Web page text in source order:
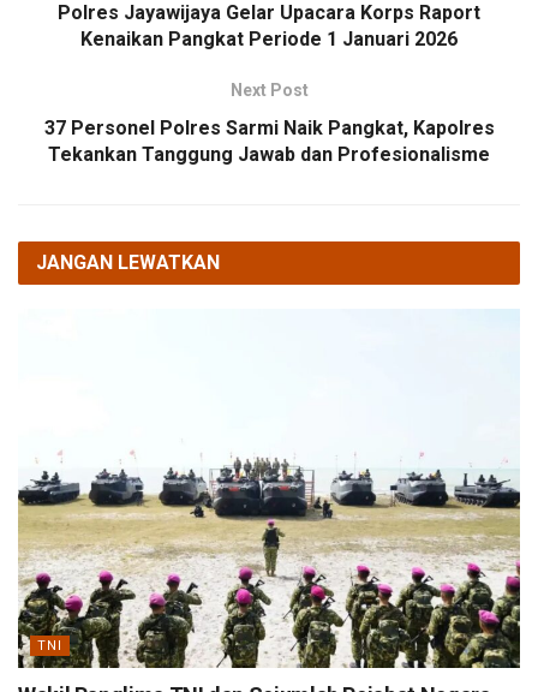
Polres Jayawijaya Gelar Upacara Korps Raport
Kenaikan Pangkat Periode 1 Januari 2026
Next Post
37 Personel Polres Sarmi Naik Pangkat, Kapolres
Tekankan Tanggung Jawab dan Profesionalisme
JANGAN LEWATKAN
TNI